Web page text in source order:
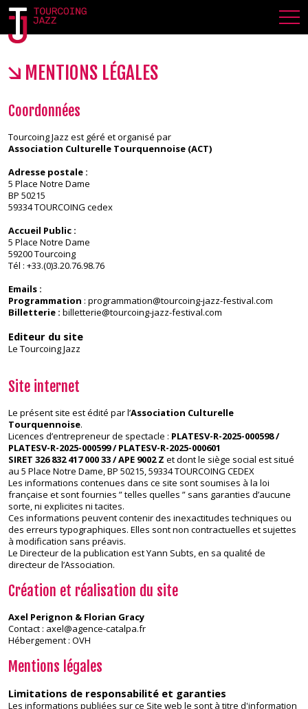
MENTIONS LÉGALES
Coordonnées
Tourcoing Jazz est géré et organisé par
Association Culturelle Tourquennoise (ACT)
Adresse postale :
5 Place Notre Dame
BP 50215
59334 TOURCOING cedex
Accueil Public :
5 Place Notre Dame
59200 Tourcoing
Tél : +33.(0)3.20.76.98.76
Emails :
Programmation : programmation@tourcoing-jazz-festival.com
Billetterie : billetterie@tourcoing-jazz-festival.com
Editeur du site
Le Tourcoing Jazz
Site internet
Le présent site est édité par l’Association Culturelle
Tourquennoise.
Licences d’entrepreneur de spectacle : PLATESV-R-2025-000598 /
PLATESV-R-2025-000599 / PLATESV-R-2025-000601
SIRET 326 832 417 000 33 / APE 9002 Z et dont le siège social est situé
au 5 Place Notre Dame, BP 50215, 59334 TOURCOING CEDEX
Les informations contenues dans ce site sont soumises à la loi
française et sont fournies ” telles quelles ” sans garanties d’aucune
sorte, ni explicites ni tacites.
Ces informations peuvent contenir des inexactitudes techniques ou
des erreurs typographiques. Elles sont non contractuelles et sujettes
à modification sans préavis.
Le Directeur de la publication est Yann Subts, en sa qualité de
directeur de l’Association.
Création et réalisation du site
Axel Perignon & Florian Gracy
Contact : axel@agence-catalpa.fr
Hébergement : OVH
Mentions légales
Limitations de responsabilité et garanties
Les informations publiées sur ce Site web le sont à titre d'information